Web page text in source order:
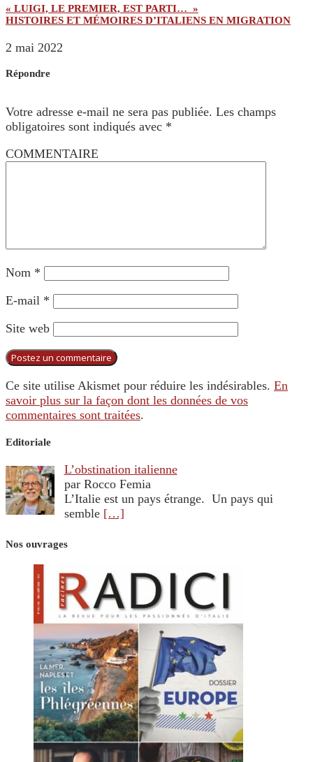
« LUIGI, LE PREMIER, EST PARTI… »
HISTOIRES ET MÉMOIRES D’ITALIENS EN MIGRATION
2 mai 2022
Répondre
Votre adresse e-mail ne sera pas publiée. Les champs
obligatoires sont indiqués avec *
COMMENTAIRE
Nom *
E-mail *
Site web
Ce site utilise Akismet pour réduire les indésirables. En
savoir plus sur la façon dont les données de vos
commentaires sont traitées.
Editoriale
L’obstination italienne
par Rocco Femia
L’Italie est un pays étrange. Un pays qui
semble […]
Nos ouvrages